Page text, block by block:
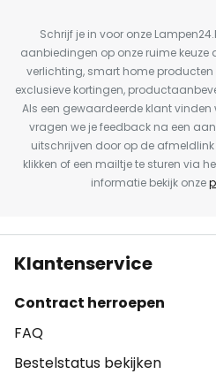
Schrijf je in voor onze
aanbiedingen op onze ruime keuze
verlichting, smart home producten
exclusieve kortingen,
Als een gewaardeerde klant
vragen we je feedback na een
uitschrijven door op de
klikken of een mailtje te sturen via
informatie bekijk onze
Klantenservice
Contract herroepen
FAQ
Bestelstatus bekijken